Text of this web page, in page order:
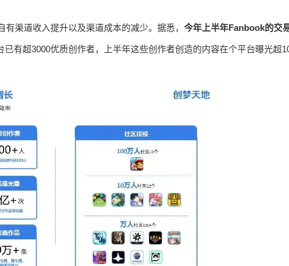
渠道收入提升以及渠道成本的减少。据悉， 今年上半年Fanbook的交
有超3000优质创作者，上半年这些创作者创造的内容在个平台曝光超